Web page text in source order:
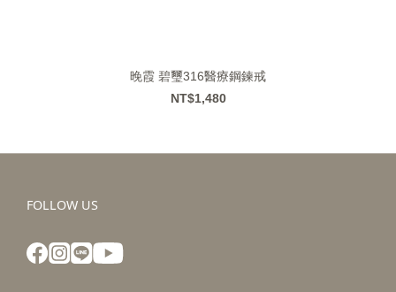
晚霞 碧璽316醫療鋼鍊戒
NT$1,480
FOLLOW US